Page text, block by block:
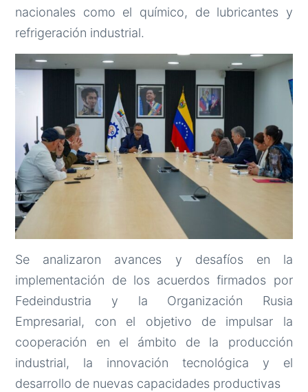
nacionales como el químico, de lubricantes y
refrigeración industrial.
Se analizaron avances y desafíos en la
implementación de los acuerdos firmados por
Fedeindustria y la Organización Rusia
Empresarial, con el objetivo de impulsar la
cooperación en el ámbito de la producción
industrial, la innovación tecnológica y el
desarrollo de nuevas capacidades productivas